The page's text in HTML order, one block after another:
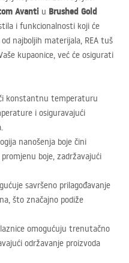
Avanti u Brushed Gold
i funkcionalnosti koji će
najboljih materijala, REA tuš
kupaonice, već će osigurati
konstantnu temperaturu
i osiguravajući
nanošenja boje čini
boje, zadržavajući
savršeno prilagođavanje
što značajno podiže
omogućuju trenutačno
održavanje proizvoda